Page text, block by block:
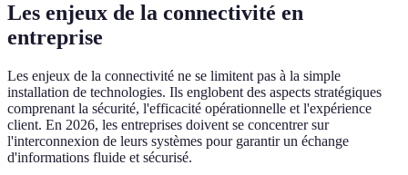
Les enjeux de la connectivité en
entreprise
Les enjeux de la connectivité ne se limitent pas à la simple
installation de technologies. Ils englobent des aspects stratégiques
comprenant la sécurité, l'efficacité opérationnelle et l'expérience
client. En 2026, les entreprises doivent se concentrer sur
l'interconnexion de leurs systèmes pour garantir un échange
d'informations fluide et sécurisé.